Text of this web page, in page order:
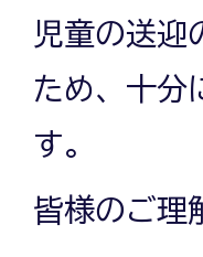
児童の送迎
ため、十分
す。
皆様のご理